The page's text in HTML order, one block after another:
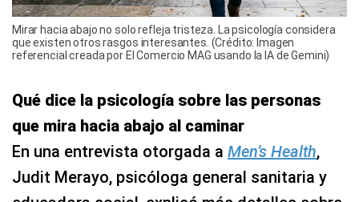
Mirar hacia abajo no solo refleja tristeza. La psicología considera
que existen otros rasgos interesantes. (Crédito: Imagen
referencial creada por El Comercio MAG usando la IA de Gemini)
Qué dice la psicología sobre las personas
que mira hacia abajo al caminar
En una entrevista otorgada a Men’s Health,
Judit Merayo, psicóloga general sanitaria y